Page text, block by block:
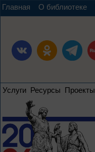
Главная О библиотеке
Услуги Ресурсы Проекты